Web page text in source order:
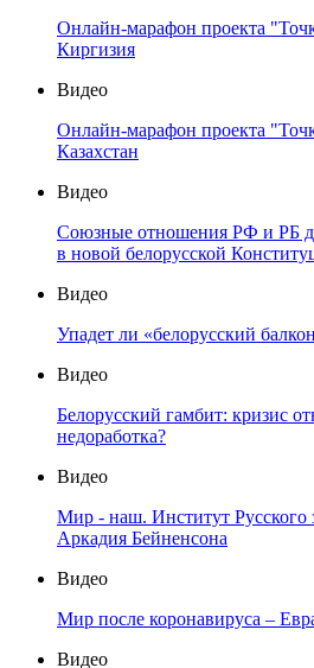
Онлайн-марафон проекта
Киргизия
Видео
Онлайн-марафон проекта
Казахстан
Видео
Союзные отношения РФ и РБ
в новой белорусской
Видео
Упадет ли «белорусский
Видео
Белорусский гамбит: кризис
недоработка?
Видео
Мир - наш. Институт Русского
Аркадия Бейненсона
Видео
Мир после коронавируса –
Видео